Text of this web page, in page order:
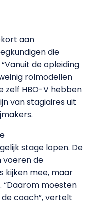
aan
die
de opleiding
rolmodellen
zelf HBO-V hebben
van stagiaires uit
stage lopen. De
voeren de
kijken mee, maar
“Daarom moesten
coach”, vertelt